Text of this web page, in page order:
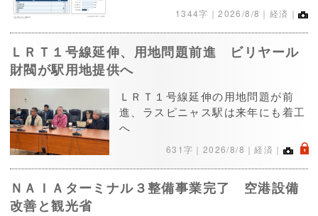
1344字｜2026/8/8 ｜経済｜
ＬＲＴ１号線延伸、用地問題前進 ビリヤール
財閥が駅用地提供へ
ＬＲＴ１号線延伸の用地問題が前
進、ラスピニャス駅は来年にも着工
へ
631字｜ 2026/8/8 ｜経済｜ .
ＮＡＩＡターミナル３整備事業完了 空港設備
改善と観光省